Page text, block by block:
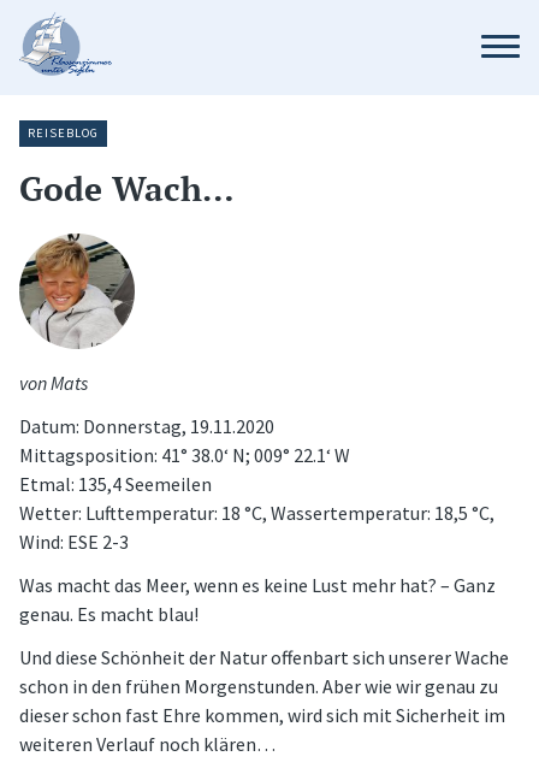
REISEBLOG
Gode Wach…
von Mats
Datum: Donnerstag, 19.11.2020
Mittagsposition: 41° 38.0‘ N; 009° 22.1‘ W
Etmal: 135,4 Seemeilen
Wetter: Lufttemperatur: 18 °C, Wassertemperatur: 18,5 °C,
Wind: ESE 2-3
Was macht das Meer, wenn es keine Lust mehr hat? – Ganz
genau. Es macht blau!
Und diese Schönheit der Natur offenbart sich unserer Wache
schon in den frühen Morgenstunden. Aber wie wir genau zu
dieser schon fast Ehre kommen, wird sich mit Sicherheit im
weiteren Verlauf noch klären…